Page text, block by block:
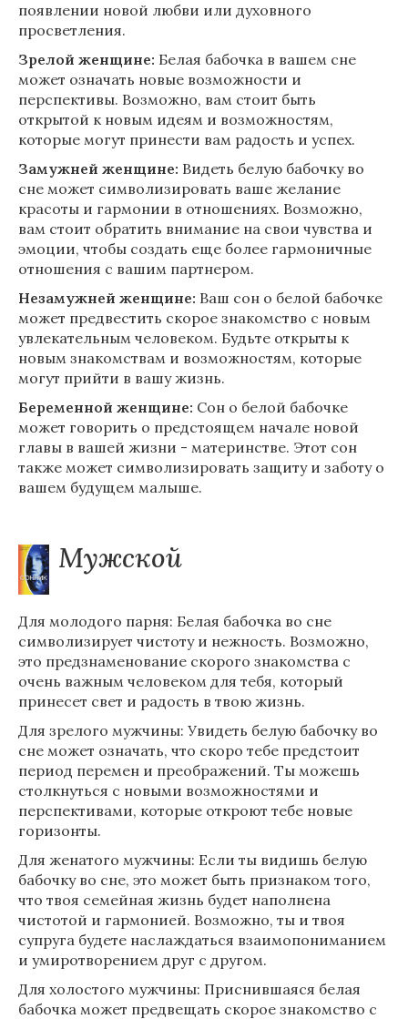
появлении новой любви или духовного
просветления.
Зрелой женщине: Белая бабочка в вашем сне
может означать новые возможности и
перспективы. Возможно, вам стоит быть
открытой к новым идеям и возможностям,
которые могут принести вам радость и успех.
Замужней женщине: Видеть белую бабочку во
сне может символизировать ваше желание
красоты и гармонии в отношениях. Возможно,
вам стоит обратить внимание на свои чувства и
эмоции, чтобы создать еще более гармоничные
отношения с вашим партнером.
Незамужней женщине: Ваш сон о белой бабочке
может предвестить скорое знакомство с новым
увлекательным человеком. Будьте открыты к
новым знакомствам и возможностям, которые
могут прийти в вашу жизнь.
Беременной женщине: Сон о белой бабочке
может говорить о предстоящем начале новой
главы в вашей жизни - материнстве. Этот сон
также может символизировать защиту и заботу о
вашем будущем малыше.
Мужской
Для молодого парня: Белая бабочка во сне
символизирует чистоту и нежность. Возможно,
это предзнаменование скорого знакомства с
очень важным человеком для тебя, который
принесет свет и радость в твою жизнь.
Для зрелого мужчины: Увидеть белую бабочку во
сне может означать, что скоро тебе предстоит
период перемен и преображений. Ты можешь
столкнуться с новыми возможностями и
перспективами, которые откроют тебе новые
горизонты.
Для женатого мужчины: Если ты видишь белую
бабочку во сне, это может быть признаком того,
что твоя семейная жизнь будет наполнена
чистотой и гармонией. Возможно, ты и твоя
супруга будете наслаждаться взаимопониманием
и умиротворением друг с другом.
Для холостого мужчины: Приснившаяся белая
бабочка может предвещать скорое знакомство с